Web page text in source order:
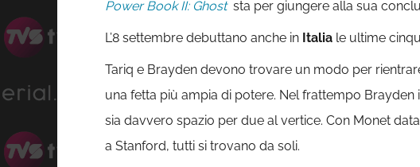
Power Book II: Ghoststa per giungere alla sua
L’8 settembre debuttano anche in Italia le ultime
Tariq e Brayden devono trovare un modo per
una fetta più ampia di potere. Nel frattempo
sia davvero spazio per due al vertice. Con Monet
a Stanford, tutti si trovano da soli.